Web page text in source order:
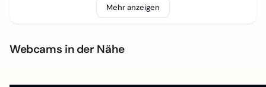
Mehr anzeigen
Webcams in der Nähe